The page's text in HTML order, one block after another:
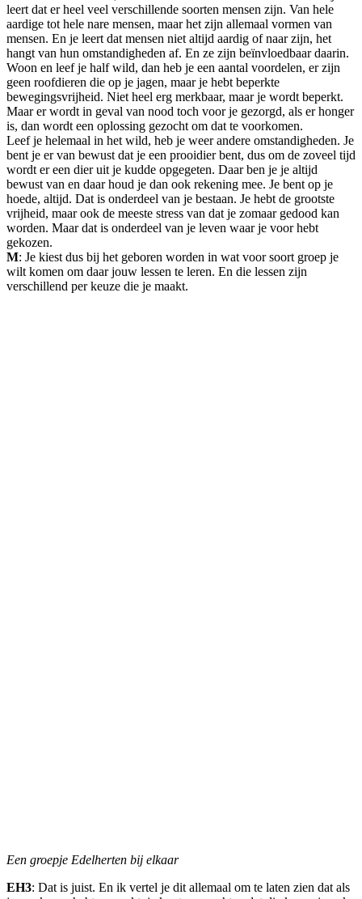
leert dat er heel veel verschillende soorten mensen zijn. Van hele
aardige tot hele nare mensen, maar het zijn allemaal vormen van
mensen. En je leert dat mensen niet altijd aardig of naar zijn, het
hangt van hun omstandigheden af. En ze zijn beïnvloedbaar daarin.
Woon en leef je half wild, dan heb je een aantal voordelen, er zijn
geen roofdieren die op je jagen, maar je hebt beperkte
bewegingsvrijheid. Niet heel erg merkbaar, maar je wordt beperkt.
Maar er wordt in geval van nood toch voor je gezorgd, als er honger
is, dan wordt een oplossing gezocht om dat te voorkomen.
Leef je helemaal in het wild, heb je weer andere omstandigheden. Je
bent je er van bewust dat je een prooidier bent, dus om de zoveel tijd
wordt er een dier uit je kudde opgegeten. Daar ben je je altijd
bewust van en daar houd je dan ook rekening mee. Je bent op je
hoede, altijd. Dat is onderdeel van je bestaan. Je hebt de grootste
vrijheid, maar ook de meeste stress van dat je zomaar gedood kan
worden. Maar dat is onderdeel van je leven waar je voor hebt
gekozen.
M: Je kiest dus bij het geboren worden in wat voor soort groep je
wilt komen om daar jouw lessen te leren. En die lessen zijn
verschillend per keuze die je maakt.
Een groepje Edelherten bij elkaar
EH3: Dat is juist. En ik vertel je dit allemaal om te laten zien dat als